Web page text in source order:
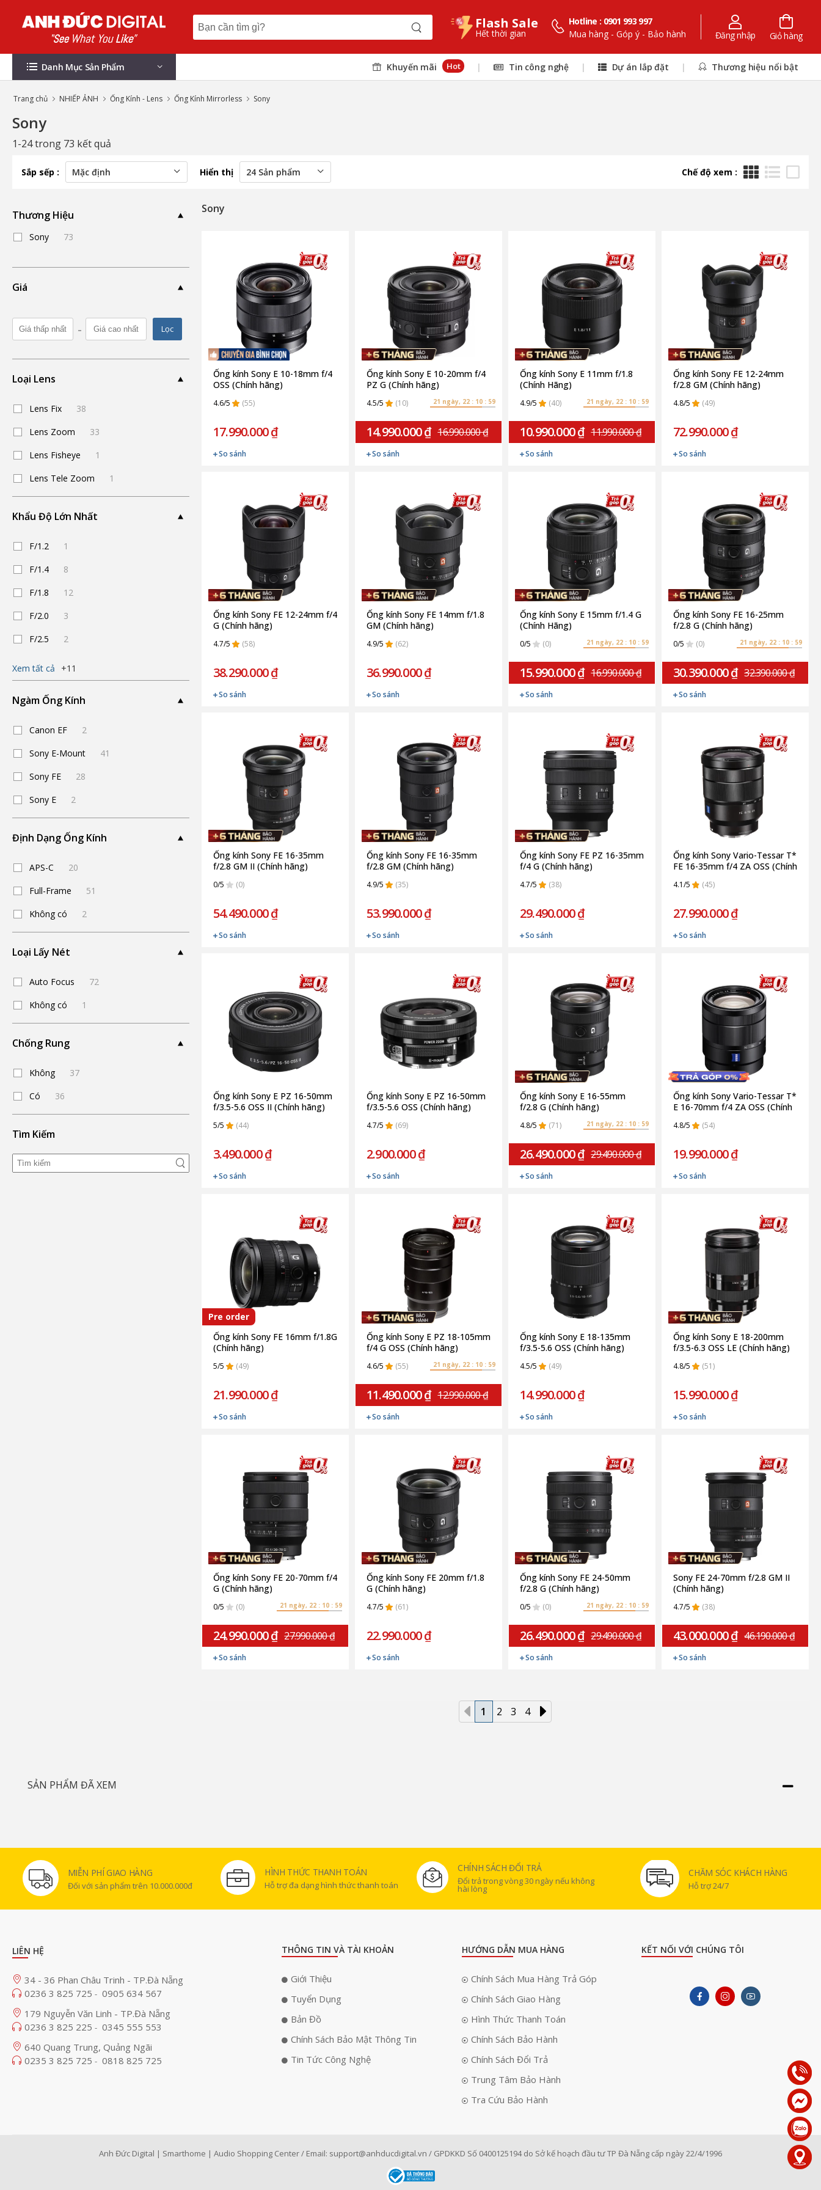
Flash Sale
Hết thời gian
Hotline : 0901 993 997
Mua hàng - Góp ý - Bảo hành
Đăng nhập Giỏ hàng
Danh Mục Sản Phẩm Khuyến mãi Hot | Tin công nghệ | Dự án lắp đặt | Thương hiệu nổi bật
Trang chủ NHIẾP ẢNH Ống Kính - Lens Ống Kính Mirrorless Sony
Sony
1-24 trong 73 kết quả
Sắp sếp : Hiển thị Chế độ xem :
Thương Hiệu
Sony 73
Giá
- Lọc
Loại Lens
Lens Fix
38
Lens Zoom
33
Lens Fisheye
1
Lens Tele Zoom
1
Khẩu Độ Lớn Nhất
F/1.2
1
F/1.4
8
F/1.8
12
F/2.0
3
F/2.5
2
Xem tất cả +11
Ngàm Ống Kính
Canon EF
2
Sony E-Mount
41
Sony FE
28
Sony E
2
Định Dạng Ống Kính
APS-C
20
Full-Frame
51
Không có
2
Loại Lấy Nét
Auto Focus
72
Không có
1
Chống Rung
Không
37
Có
36
Tìm Kiếm
Sony
Ống kính Sony E 10-18mm f/4
OSS (Chính hãng)
4.6/5 (55)
17.990.000 ₫
So sánh
Ống kính Sony E 10-20mm f/4
PZ G (Chính hãng)
4.5/5 (10) 21 ngày, 22 : 10 : 58
14.990.000 ₫ 16.990.000 ₫
So sánh
Ống kính Sony E 11mm f/1.8
(Chính Hãng)
4.9/5 (40) 21 ngày, 22 : 10 : 58
10.990.000 ₫ 11.990.000 ₫
So sánh
Ống kính Sony FE 12-24mm
f/2.8 GM (Chính hãng)
4.8/5 (49)
72.990.000 ₫
So sánh
Ống kính Sony FE 12-24mm f/4
G (Chính hãng)
4.7/5 (58)
38.290.000 ₫
So sánh
Ống kính Sony FE 14mm f/1.8
GM (Chính hãng)
4.9/5 (62)
36.990.000 ₫
So sánh
Ống kính Sony E 15mm f/1.4 G
(Chính Hãng)
0/5 (0) 21 ngày, 22 : 10 : 58
15.990.000 ₫ 16.990.000 ₫
So sánh
Ống kính Sony FE 16-25mm
f/2.8 G (Chính hãng)
0/5 (0) 21 ngày, 22 : 10 : 58
30.390.000 ₫ 32.390.000 ₫
So sánh
Ống kính Sony FE 16-35mm
f/2.8 GM II (Chính hãng)
0/5 (0)
54.490.000 ₫
So sánh
Ống kính Sony FE 16-35mm
f/2.8 GM (Chính hãng)
4.9/5 (35)
53.990.000 ₫
So sánh
Ống kính Sony FE PZ 16-35mm
f/4 G (Chính hãng)
4.7/5 (38)
29.490.000 ₫
So sánh
Ống kính Sony Vario-Tessar T*
FE 16-35mm f/4 ZA OSS (Chính
4.1/5 (45)
27.990.000 ₫
So sánh
Ống kính Sony E PZ 16-50mm
f/3.5-5.6 OSS II (Chính hãng)
5/5 (44)
3.490.000 ₫
So sánh
Ống kính Sony E PZ 16-50mm
f/3.5-5.6 OSS (Chính hãng)
4.7/5 (69)
2.900.000 ₫
So sánh
Ống kính Sony E 16-55mm
f/2.8 G (Chính hãng)
4.8/5 (71) 21 ngày, 22 : 10 : 58
26.490.000 ₫ 29.490.000 ₫
So sánh
Ống kính Sony Vario-Tessar T*
E 16-70mm f/4 ZA OSS (Chính
4.8/5 (54)
19.990.000 ₫
So sánh
Pre order
Ống kính Sony FE 16mm f/1.8G
(Chính hãng)
5/5 (49)
21.990.000 ₫
So sánh
Ống kính Sony E PZ 18-105mm
f/4 G OSS (Chính hãng)
4.6/5 (55) 21 ngày, 22 : 10 : 58
11.490.000 ₫ 12.990.000 ₫
So sánh
Ống kính Sony E 18-135mm
f/3.5-5.6 OSS (Chính hãng)
4.5/5 (49)
14.990.000 ₫
So sánh
Ống kính Sony E 18-200mm
f/3.5-6.3 OSS LE (Chính hãng)
4.8/5 (51)
15.990.000 ₫
So sánh
Ống kính Sony FE 20-70mm f/4
G (Chính hãng)
0/5 (0) 21 ngày, 22 : 10 : 58
24.990.000 ₫ 27.990.000 ₫
So sánh
Ống kính Sony FE 20mm f/1.8
G (Chính hãng)
4.7/5 (61)
22.990.000 ₫
So sánh
Ống kính Sony FE 24-50mm
f/2.8 G (Chính hãng)
0/5 (0) 21 ngày, 22 : 10 : 58
26.490.000 ₫ 29.490.000 ₫
So sánh
Sony FE 24-70mm f/2.8 GM II
(Chính hãng)
4.7/5 (38)
43.000.000 ₫ 46.190.000 ₫
So sánh
1 2 3 4
SẢN PHẨM ĐÃ XEM
MIỄN PHÍ GIAO HÀNG
Đối với sản phẩm trên 10.000.000đ
HÌNH THỨC THANH TOÁN
Hỗ trợ đa dạng hình thức thanh toán
CHÍNH SÁCH ĐỔI TRẢ
Đổi trả trong vòng 30 ngày nếu không
hài lòng
CHĂM SÓC KHÁCH HÀNG
Hỗ trợ 24/7
LIÊN HỆ
34 - 36 Phan Châu Trinh - TP.Đà Nẵng
0236 3 825 725 - 0905 634 567
179 Nguyễn Văn Linh - TP.Đà Nẵng
0236 3 825 225 - 0345 555 553
640 Quang Trung, Quảng Ngãi
0235 3 825 725 - 0818 825 725
THÔNG TIN VÀ TÀI KHOẢN
Giới Thiệu
Tuyển Dụng
Bản Đồ
Chính Sách Bảo Mật Thông Tin
Tin Tức Công Nghệ
HƯỚNG DẪN MUA HÀNG
Chính Sách Mua Hàng Trả Góp
Chính Sách Giao Hàng
Hình Thức Thanh Toán
Chính Sách Bảo Hành
Chính Sách Đổi Trả
Trung Tâm Bảo Hành
Tra Cứu Bảo Hành
KẾT NỐI VỚI CHÚNG TÔI
Anh Đức Digital | Smarthome | Audio Shopping Center / Email: support@anhducdigital.vn / GPDKKD Số 0400125194 do Sở kế hoạch đầu tư TP Đà Nẵng cấp ngày 22/4/1996